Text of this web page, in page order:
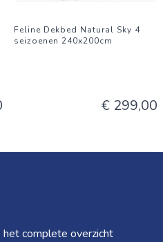
Feline Dekbed Natural Sky 4
seizoenen 240x200cm
€ 299,00
complete overzicht